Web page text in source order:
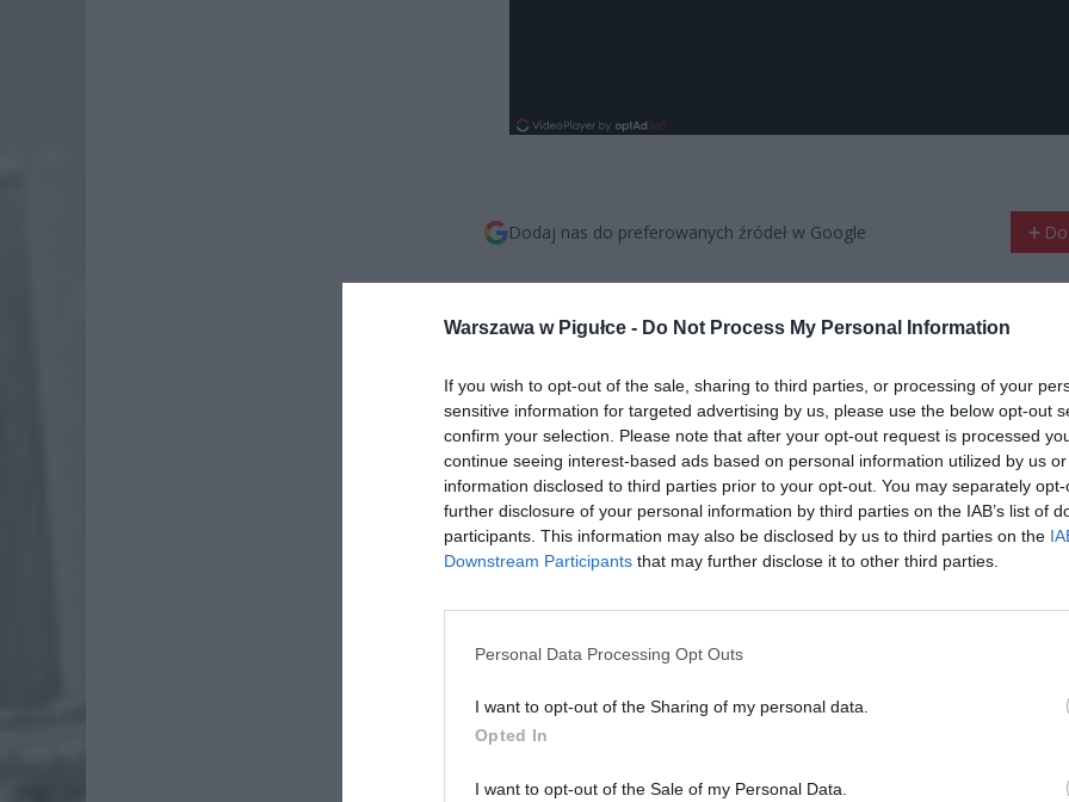
Warszawa w Pigułce - Do Not Process My Personal Information
If you wish to opt-out of the sale, sharing to third parties, or processing of your
sensitive information for targeted advertising by us, please use the below opt-out
confirm your selection. Please note that after your opt-out request is processed
continue seeing interest-based ads based on personal information utilized by us
information disclosed to third parties prior to your opt-out. You may separately
further disclosure of your personal information by third parties on the IAB’s list of
participants. This information may also be disclosed by us to third parties on the
Downstream Participants that may further disclose it to other third parties.
Personal Data Processing Opt Outs
I want to opt-out of the Sharing of my personal data.
Opted In
I want to opt-out of the Sale of my Personal Data.
Dodaj nas do preferowanych źródeł w Google
ad